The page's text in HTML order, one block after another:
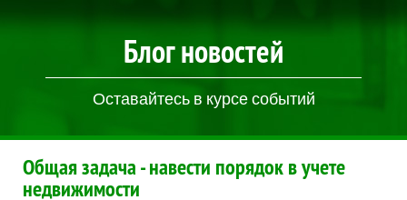
Блог новостей
Оставайтесь в курсе событий
Общая задача - навести порядок в учете
недвижимости